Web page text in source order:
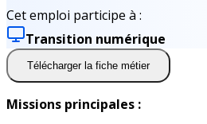
Cet emploi participe à :
Transition numérique
Télécharger la fiche métier
Missions principales :